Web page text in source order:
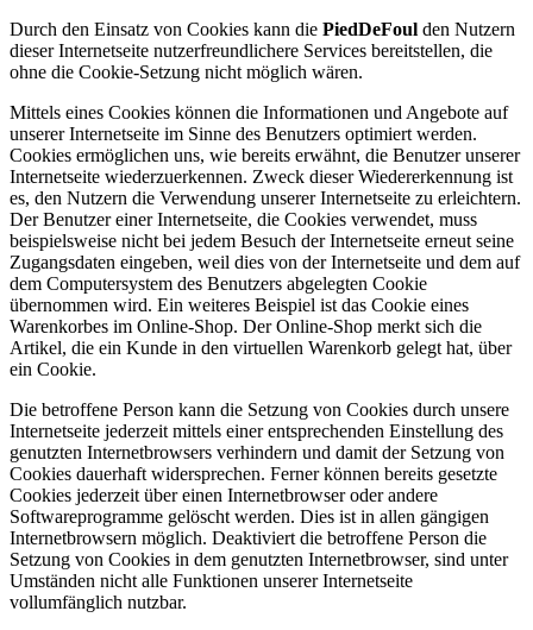
Durch den Einsatz von Cookies kann die PiedDeFoul den Nutzern
dieser Internetseite nutzerfreundlichere Services bereitstellen, die
ohne die Cookie-Setzung nicht möglich wären.
Mittels eines Cookies können die Informationen und Angebote auf
unserer Internetseite im Sinne des Benutzers optimiert werden.
Cookies ermöglichen uns, wie bereits erwähnt, die Benutzer unserer
Internetseite wiederzuerkennen. Zweck dieser Wiedererkennung ist
es, den Nutzern die Verwendung unserer Internetseite zu erleichtern.
Der Benutzer einer Internetseite, die Cookies verwendet, muss
beispielsweise nicht bei jedem Besuch der Internetseite erneut seine
Zugangsdaten eingeben, weil dies von der Internetseite und dem auf
dem Computersystem des Benutzers abgelegten Cookie
übernommen wird. Ein weiteres Beispiel ist das Cookie eines
Warenkorbes im Online-Shop. Der Online-Shop merkt sich die
Artikel, die ein Kunde in den virtuellen Warenkorb gelegt hat, über
ein Cookie.
Die betroffene Person kann die Setzung von Cookies durch unsere
Internetseite jederzeit mittels einer entsprechenden Einstellung des
genutzten Internetbrowsers verhindern und damit der Setzung von
Cookies dauerhaft widersprechen. Ferner können bereits gesetzte
Cookies jederzeit über einen Internetbrowser oder andere
Softwareprogramme gelöscht werden. Dies ist in allen gängigen
Internetbrowsern möglich. Deaktiviert die betroffene Person die
Setzung von Cookies in dem genutzten Internetbrowser, sind unter
Umständen nicht alle Funktionen unserer Internetseite
vollumfänglich nutzbar.